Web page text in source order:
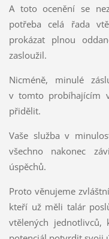
A toto ocenění se
potřeba celá řada
prokázat plnou
zasloužil.
Nicméně, minulé
v tomto probíhajícím
přidělit.
Vaše služba v
všechno nakonec
úspěchů.
Proto věnujeme
kteří už měli talár
vtělených